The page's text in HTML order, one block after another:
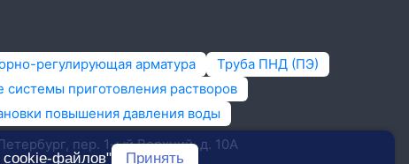
регулирующая арматура
Труба ПНД (ПЭ)
системы приготовления растворов
повышения давления воды
пер. 1-ый Верхний, д. 10А
cookie-файлов" Принять